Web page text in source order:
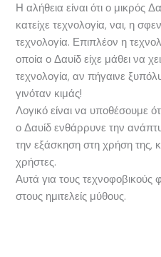
Η αλήθεια είναι ότι ο μικρός
κατείχε τεχνολογία, ναι, η
τεχνολογία. Επιπλέον η
οποία ο Δαυίδ είχε μάθει να
τεχνολογία, αν πήγαινε
γινόταν κιμάς!
Λογικό είναι να υποθέσουμε
ο Δαυίδ ενθάρρυνε την
την εξάσκηση στη χρήση της,
χρήστες.
Αυτά για τους τεχνοφοβικούς
στους ημιτελείς μύθους.